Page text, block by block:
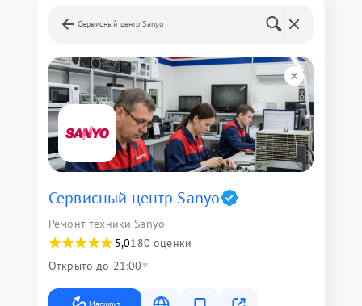
Сервисный центр Sanyo
Сервисный центр Sanyo
Ремонт техники Sanyo
5,0180 оценки
Открыто до 21:00